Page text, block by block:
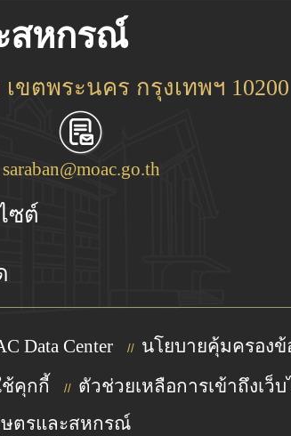
สหกรณ์
ตพระนคร กรุงเทพฯ 10200
saraban@moac.go.th
ซต์
Data Center // นโยบายคุ้มครอง
ช้คุกกี้ // ตัวช่วยเหลือการเข้าถึงเว็
ษตรและสหกรณ์